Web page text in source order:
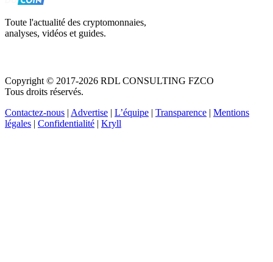
Toute l'actualité des cryptomonnaies,
analyses, vidéos et guides.
Copyright © 2017-2026 RDL CONSULTING FZCO
Tous droits réservés.
Contactez-nous | Advertise | L’équipe | Transparence | Mentions
légales | Confidentialité | Kryll